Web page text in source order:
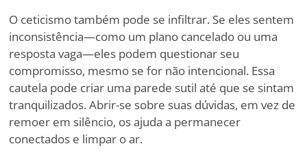
O ceticismo também pode se infiltrar. Se eles sentem
inconsistência—como um plano cancelado ou uma
resposta vaga—eles podem questionar seu
compromisso, mesmo se for não intencional. Essa
cautela pode criar uma parede sutil até que se sintam
tranquilizados. Abrir-se sobre suas dúvidas, em vez de
remoer em silêncio, os ajuda a permanecer
conectados e limpar o ar.